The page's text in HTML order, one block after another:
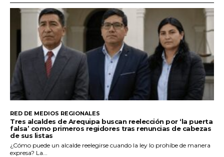
RED DE MEDIOS REGIONALES
Tres alcaldes de Arequipa buscan reelección por ‘la puerta
falsa’ como primeros regidores tras renuncias de cabezas
de sus listas
¿Cómo puede un alcalde reelegirse cuando la ley lo prohíbe de manera
expresa? La...